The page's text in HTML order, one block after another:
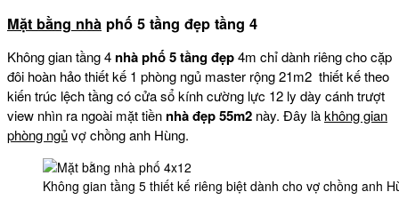
Mặt bằng nhà phố 5 tầng đẹp tầng 4
Không gian tầng 4 nhà phố 5 tầng đẹp4m chỉ dành riêng cho cặp
đôi hoàn hảo thiết kế 1 phòng ngủ master rộng 21m2 thiết kế theo
kiến trúc lệch tầng có cửa sổ kính cường lực 12 ly dày cánh trượt
view nhìn ra ngoài mặt tiền nhà đẹp 55m2 này. Đây làkhông gian
phòng ngủvợ chồng anh Hùng.
Không gian tầng 5 thiết kế riêng biệt dành cho vợ chồng anh